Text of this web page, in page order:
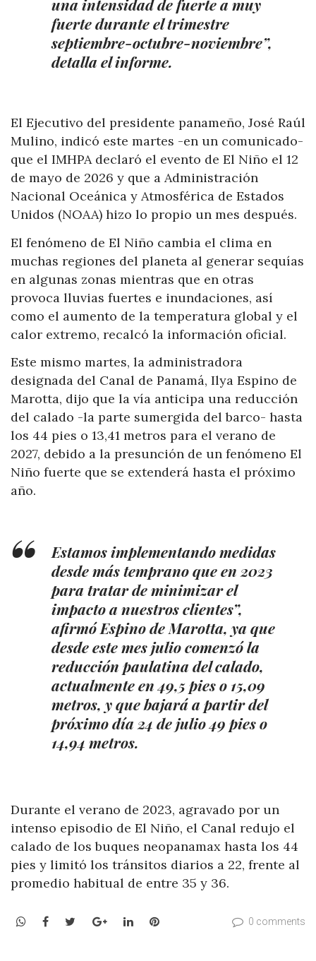
una intensidad de fuerte a muy
fuerte durante el trimestre
septiembre-octubre-noviembre”,
detalla el informe.
El Ejecutivo del presidente panameño, José Raúl
Mulino, indicó este martes -en un comunicado-
que el IMHPA declaró el evento de El Niño el 12
de mayo de 2026 y que a Administración
Nacional Oceánica y Atmosférica de Estados
Unidos (NOAA) hizo lo propio un mes después.
El fenómeno de El Niño cambia el clima en
muchas regiones del planeta al generar sequías
en algunas zonas mientras que en otras
provoca lluvias fuertes e inundaciones, así
como el aumento de la temperatura global y el
calor extremo, recalcó la información oficial.
Este mismo martes, la administradora
designada del Canal de Panamá, Ilya Espino de
Marotta, dijo que la vía anticipa una reducción
del calado -la parte sumergida del barco- hasta
los 44 pies o 13,41 metros para el verano de
2027, debido a la presunción de un fenómeno El
Niño fuerte que se extenderá hasta el próximo
año.
Estamos implementando medidas
desde más temprano que en 2023
para tratar de minimizar el
impacto a nuestros clientes”,
afirmó Espino de Marotta, ya que
desde este mes julio comenzó la
reducción paulatina del calado,
actualmente en 49,5 pies o 15,09
metros, y que bajará a partir del
próximo día 24 de julio 49 pies o
14,94 metros.
Durante el verano de 2023, agravado por un
intenso episodio de El Niño, el Canal redujo el
calado de los buques neopanamax hasta los 44
pies y limitó los tránsitos diarios a 22, frente al
promedio habitual de entre 35 y 36.
WhatsApp
Facebook
TwitterGoogle+LinkedInPinterest 0 comments